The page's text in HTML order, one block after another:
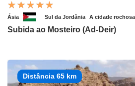
Ásia Sul da Jordânia A cidade
Subida ao Mosteiro (Ad-Deir)
Distância 65 km